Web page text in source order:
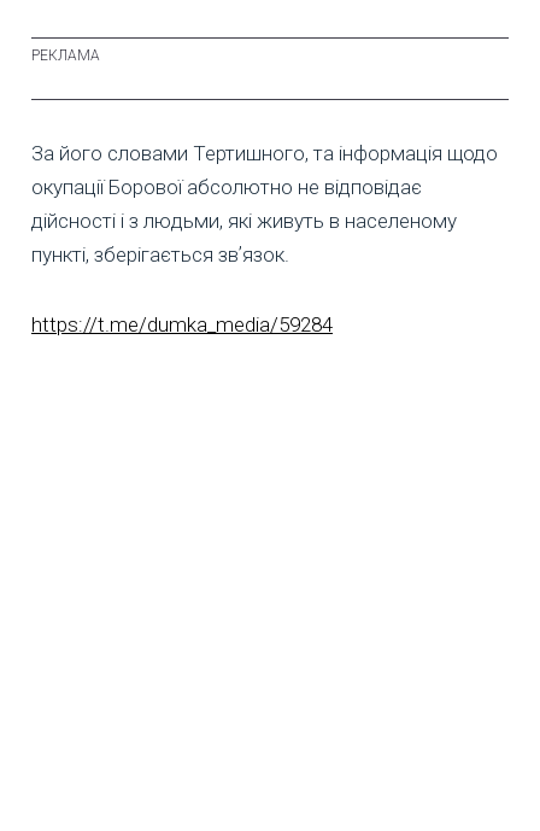
За його словами Тертишного, та інформація щодо
окупації Борової абсолютно не відповідає
дійсності і з людьми, які живуть в населеному
пункті, зберігається звʼязок.
https://t.me/dumka_media/59284